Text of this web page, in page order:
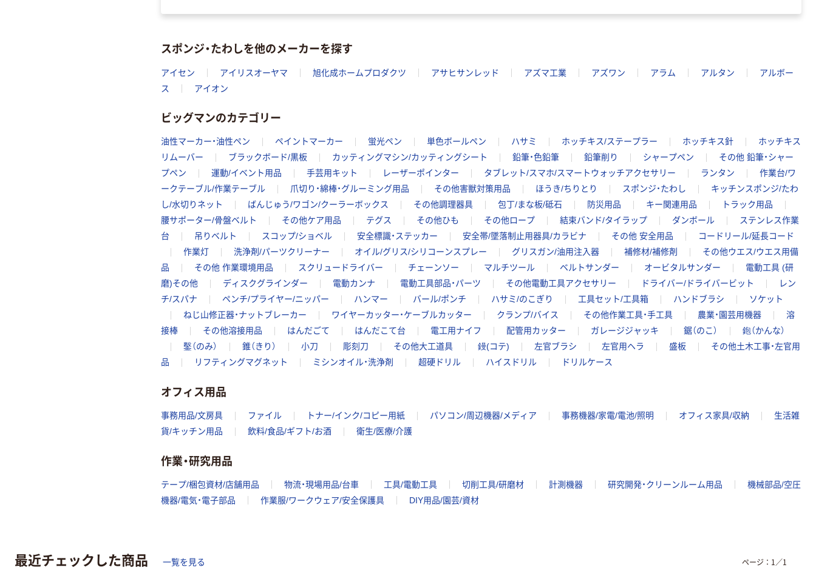
スポンジ・たわしを他のメーカーを探す
アイセン アイリスオーヤマ 旭化成ホームプロダクツ アサヒサンレッド アズマ工業 アズワン アラム アルタン
アルボー
ス
アイオン
ビッグマンのカテゴリー
油性マーカー・油性ペン ペイントマーカー 蛍光ペン 単色ボールペン ハサミ ホッチキス/ステープラー ホッチキス針
ホッチキス
リムーバー
ブラックボード/黒板 カッティングマシン/カッティングシート 鉛筆・色鉛筆 鉛筆削り シャープペン
その他 鉛筆・シャー
プペン
運動/イベント用品 手芸用キット レーザーポインター タブレット/スマホ/スマートウォッチアクセサリー ランタン
作業台/ワ
ークテーブル/作業テーブル
爪切り・綿棒・グルーミング用品 その他害獣対策用品 ほうき/ちりとり スポンジ・たわし
キッチンスポンジ/たわ
し/水切りネット
ばんじゅう/ワゴン/クーラーボックス その他調理器具 包丁/まな板/砥石 防災用品 キー関連用品
トラック用品
腰サポーター/骨盤ベルト
その他ケア用品 テグス その他ひも その他ロープ 結束バンド/タイラップ ダンボール
ステンレス作業
台
吊りベルト スコップ/ショベル 安全標識・ステッカー 安全帯/墜落制止用器具/カラビナ その他 安全用品
コードリール/延長コード
作業灯
洗浄剤/パーツクリーナー オイル/グリス/シリコーンスプレー グリスガン/油用注入器 補修材/補修剤
その他ウエス/ウエス用備
品
その他 作業環境用品 スクリュードライバー チェーンソー マルチツール ベルトサンダー オービタルサンダー
電動工具 (研
磨)その他
ディスクグラインダー 電動カンナ 電動工具部品・パーツ その他電動工具アクセサリー ドライバー/ドライバービット
レン
チ/スパナ
ペンチ/プライヤー/ニッパー ハンマー バール/ポンチ ハサミ/のこぎり 工具セット/工具箱 ハンドブラシ
ソケット
ねじ山修正器・ナットブレーカー
ワイヤーカッター・ケーブルカッター クランプ/バイス その他作業工具・手工具 農業・園芸用機器
溶
接棒
その他溶接用品 はんだごて はんだこて台 電工用ナイフ 配管用カッター ガレージジャッキ 鋸（のこ）
鉋（かんな）
鑿（のみ）
錐（きり） 小刀 彫刻刀 その他大工道具 鏝(コテ) 左官ブラシ 左官用ヘラ 盛板
その他土木工事・左官用
品
リフティングマグネット ミシンオイル・洗浄剤 超硬ドリル ハイスドリル ドリルケース
オフィス用品
事務用品/文房具 ファイル トナー/インク/コピー用紙 パソコン/周辺機器/メディア 事務機器/家電/電池/照明 オフィス家具/収納
生活雑
貨/キッチン用品
飲料/食品/ギフト/お酒 衛生/医療/介護
作業・研究用品
テープ/梱包資材/店舗用品 物流・現場用品/台車 工具/電動工具 切削工具/研磨材 計測機器 研究開発・クリーンルーム用品
機械部品/空圧
機器/電気・電子部品
作業服/ワークウェア/安全保護具 DIY用品/園芸/資材
最近チェックした商品 一覧を見る ページ： 1 ／1